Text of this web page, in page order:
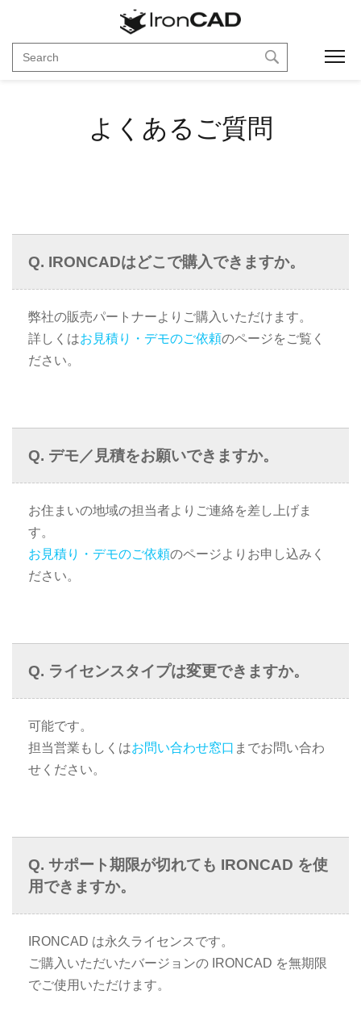
よくあるご質問
IRONCADはどこで購入できますか。
弊社の販売パートナーよりご購入いただけます。
詳しくはお見積り・デモのご依頼のページをご覧く
ださい。
デモ／見積をお願いできますか。
お住まいの地域の担当者よりご連絡を差し上げま
す。
お見積り・デモのご依頼のページよりお申し込みく
ださい。
ライセンスタイプは変更できますか。
可能です。
担当営業もしくはお問い合わせ窓口 までお問い合わ
せください。
サポート期限が切れても IRONCAD を使
用できますか。
IRONCAD は永久ライセンスです。
ご購入いただいたバージョンの IRONCAD を無期限
でご使用いただけます。